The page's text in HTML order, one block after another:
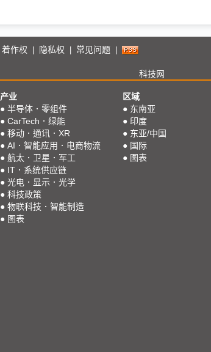
着作权 | 隐私权 | 常见问题 |
科技网
产业
● 半导体．零组件
● CarTech．绿能
● 移动．通讯．XR
● AI．智能应用．电商物流
● 航太．卫星．军工
● IT．系统供应链
● 光电．显示．光学
● 科技政策
● 物联科技．智能制造
● 图表
区域
● 东南亚
● 印度
● 东亚/中国
● 国际
● 图表